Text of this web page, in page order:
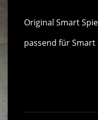
Original Smart
passend für